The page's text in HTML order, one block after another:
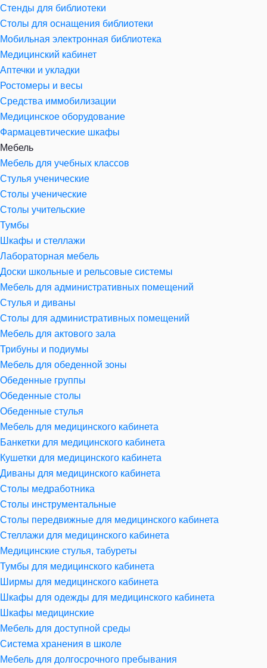
Стенды для библиотеки
Столы для оснащения библиотеки
Мобильная электронная библиотека
Медицинский кабинет
Аптечки и укладки
Ростомеры и весы
Средства иммобилизации
Медицинское оборудование
Фармацевтические шкафы
Мебель
Мебель для учебных классов
Стулья ученические
Столы ученические
Столы учительские
Тумбы
Шкафы и стеллажи
Лабораторная мебель
Доски школьные и рельсовые системы
Мебель для административных помещений
Стулья и диваны
Столы для административных помещений
Мебель для актового зала
Трибуны и подиумы
Мебель для обеденной зоны
Обеденные группы
Обеденные столы
Обеденные стулья
Мебель для медицинского кабинета
Банкетки для медицинского кабинета
Кушетки для медицинского кабинета
Диваны для медицинского кабинета
Столы медработника
Столы инструментальные
Столы передвижные для медицинского кабинета
Стеллажи для медицинского кабинета
Медицинские стулья, табуреты
Тумбы для медицинского кабинета
Ширмы для медицинского кабинета
Шкафы для одежды для медицинского кабинета
Шкафы медицинские
Мебель для доступной среды
Система хранения в школе
Мебель для долгосрочного пребывания